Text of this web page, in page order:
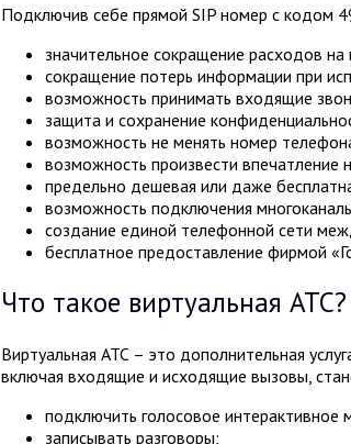
Подключив себе прямой SIP номер с кодом
значительное сокращение расходов
сокращение потерь информации при
возможность принимать входящие
защита и сохранение
возможность не менять номер
возможность произвести впечатление
предельно дешевая или даже
возможность подключения
создание единой телефонной сети
бесплатное предоставление фирмой
Что такое виртуальная АТС?
Виртуальная АТС – это дополнительная
включая входящие и исходящие вызовы,
подключить голосовое интерактивное
записывать разговоры;